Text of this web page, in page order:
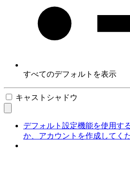
すべてのデフォルトを表示
キャストシャドウ
デフォルト設定機能を使用す
か、アカウントを作成してく